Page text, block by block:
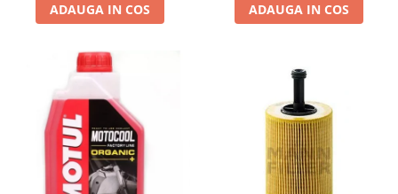
ADAUGA IN COS ADAUGA IN COS